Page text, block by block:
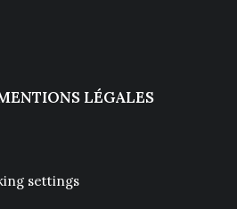
LÉGALES
settings